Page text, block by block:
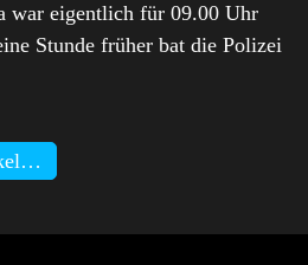
war eigentlich für 09.00 Uhr
Stunde früher bat die Polizei